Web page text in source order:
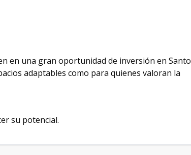
en una gran oportunidad de inversión en Santo
adaptables como para quienes valoran la
su potencial.